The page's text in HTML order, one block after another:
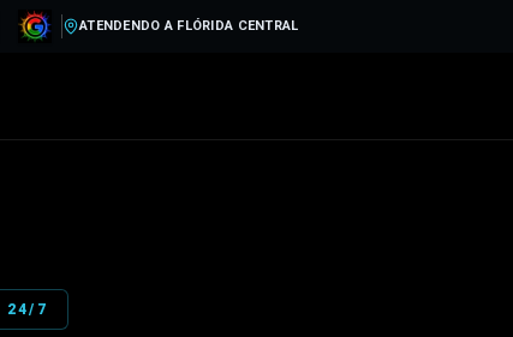
ATENDENDO A FLÓRIDA CENTRAL
24/7